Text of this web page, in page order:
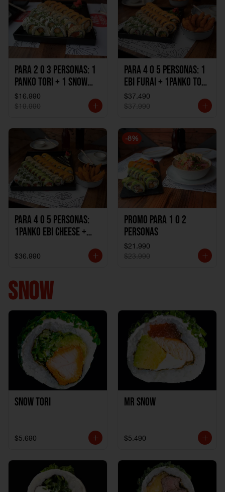
Para 2 o 3 personas: 1
Panko Tori + 1 Snow
Ebi Cheese + 1
California Sake Cheese
$16.990
$19.990
Para 4 o 5 personas: 1
Ebi Furai + 1Panko Tori
+ 1Snow Kani +
1California Sake +
1Katzu de Camaron
$37.490
$37.990
Para 4 o 5 personas:
1Panko Ebi Cheese +
Sake + 1Avocado Beto
1Katzu de Pollo
$36.990
-8%
Promo Para 1 o 2
personas
$21.990
$23.990
SNOW
Snow Tori
$5.690
Mr Snow
$5.490